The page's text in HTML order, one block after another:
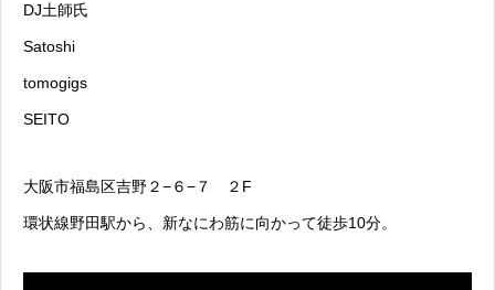
DJ土師氏
Satoshi
tomogigs
SEITO
大阪市福島区吉野２−６−７ ２F
環状線野田駅から、新なにわ筋に向かって徒歩10分。